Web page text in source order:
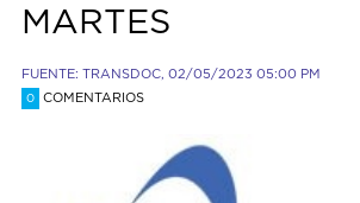
MARTES
FUENTE: TRANSDOC, 02/05/2023 05:00 PM
0 COMENTARIOS